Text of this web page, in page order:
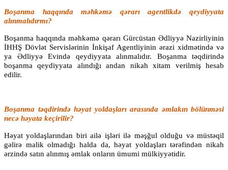
Boşanma haqqında məhkəmə qərarı agentlikdə qeydiyyata
alınmalıdırmı?
Boşanma haqqında məhkəmə qərarı Gürcüstan Ədliyyə Nazirliyinin
İHHŞ Dövlət Servislərinin İnkişaf Agentliyinin ərazi xidmətində və
ya Ədliyyə Evində qeydiyyata alınmalıdır. Boşanma təqdirində
boşanma qeydiyyata alındığı andan nikah xitam verilmiş hesab
edilir.
Boşanma təqdirində həyat yoldaşları arasında əmlakın bölünməsi
necə həyata keçirilir?
Həyat yoldaşlarından biri ailə işləri ilə məşğul olduğu və müstəqil
gəlirə malik olmadığı halda da, həyat yoldaşları tərəfindən nikah
ərzində satın alınmış əmlak onların ümumi mülkiyyətidir.